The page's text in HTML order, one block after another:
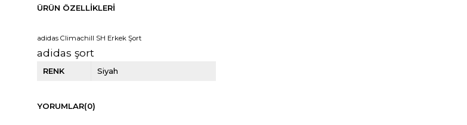
ÜRÜN ÖZELLIKLERI
adidas Climachill SH Erkek Şort
adidas şort
RENK Siyah
YORUMLAR(0)